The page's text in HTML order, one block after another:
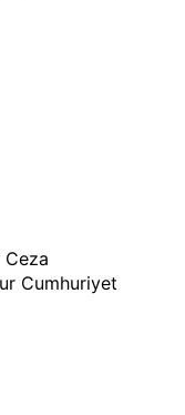
Ceza
Cumhuriyet